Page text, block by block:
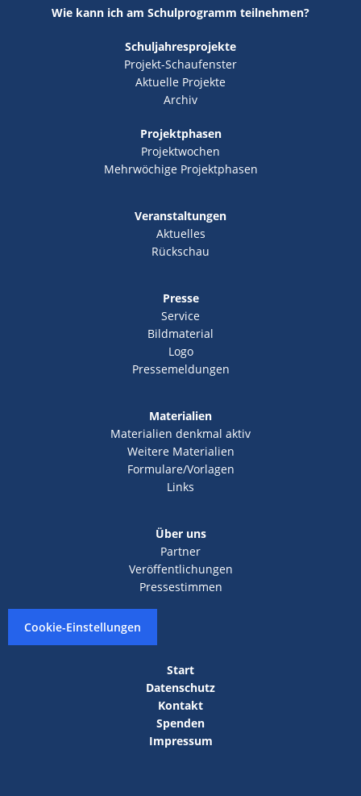
Wie kann ich am Schulprogramm teilnehmen?
Schuljahresprojekte
Projekt-Schaufenster
Aktuelle Projekte
Archiv
Projektphasen
Projektwochen
Mehrwöchige Projektphasen
Veranstaltungen
Aktuelles
Rückschau
Presse
Service
Bildmaterial
Logo
Pressemeldungen
Materialien
Materialien denkmal aktiv
Weitere Materialien
Formulare/Vorlagen
Links
Über uns
Partner
Veröffentlichungen
Pressestimmen
Cookie-Einstellungen
Start
Datenschutz
Kontakt
Spenden
Impressum